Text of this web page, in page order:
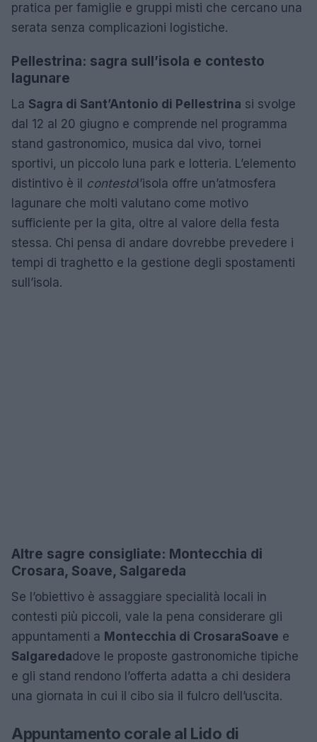
pratica per famiglie e gruppi misti che cercano una
serata senza complicazioni logistiche.
Pellestrina: sagra sull’isola e contesto
lagunare
La Sagra di Sant’Antonio di Pellestrina si svolge
dal 12 al 20 giugno e comprende nel programma
stand gastronomico, musica dal vivo, tornei
sportivi, un piccolo luna park e lotteria. L’elemento
distintivo è il contestol’isola offre un’atmosfera
lagunare che molti valutano come motivo
sufficiente per la gita, oltre al valore della festa
stessa. Chi pensa di andare dovrebbe prevedere i
tempi di traghetto e la gestione degli spostamenti
sull’isola.
Altre sagre consigliate: Montecchia di
Crosara, Soave, Salgareda
Se l’obiettivo è assaggiare specialità locali in
contesti più piccoli, vale la pena considerare gli
appuntamenti a Montecchia di CrosaraSoave e
Salgaredadove le proposte gastronomiche tipiche
e gli stand rendono l’offerta adatta a chi desidera
una giornata in cui il cibo sia il fulcro dell’uscita.
Appuntamento corale al Lido di